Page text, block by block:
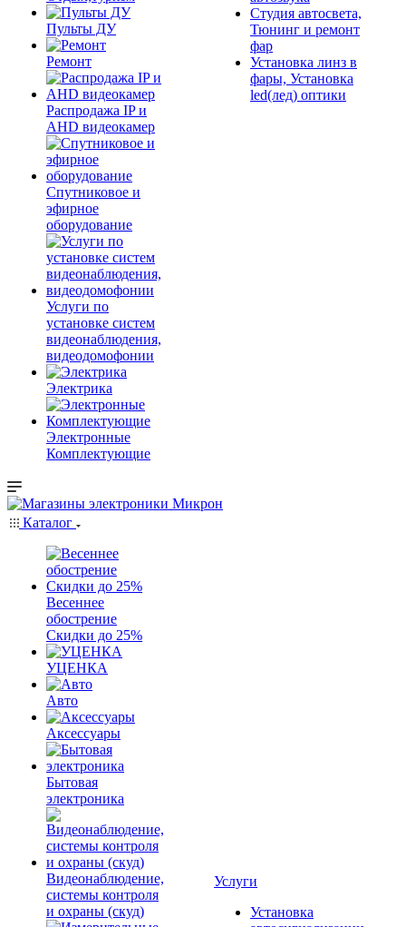
Пульты ДУ
Ремонт
Распродажа IP и
AHD видеокамер
Спутниковое и
эфирное
оборудование
Услуги по
установке систем
видеонаблюдения,
видеодомофонии
Электрика
Электронные
Комплектующие
Студия автосвета,
Тюнинг и ремонт
фар
Установка линз в
фары, Установка
led(лед) оптики
Каталог
Весеннее
обострение
Скидки до 25%
УЦЕНКА
Авто
Аксессуары
Бытовая
электроника
Видеонаблюдение,
системы контроля
и охраны (скуд)
Услуги
Установка